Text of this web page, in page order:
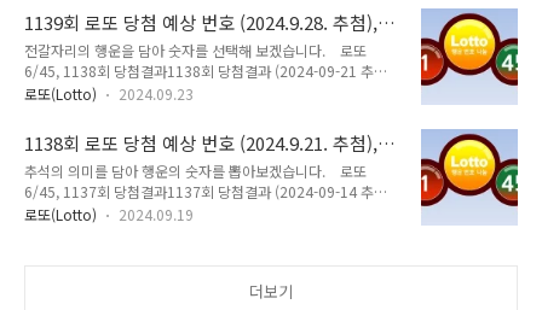
31, ..
자리에 대해 말씀드리겠습니다: 천칭자리 (Libra): 9월 23일 ~
10월 22일전갈자리 (Scorpius): 10월 23일 ~ 11월 21일물고
기자리 (Pisces): 밤하늘에서 잘 보입니다.페가수스자리
(Pegasus): 가을의 대표적인 별자리입니다.안드로메다자리
(Andromeda): 페가수스자리 옆에서 볼 수 있습니다.카시오페
1139회 로또 당첨 예상 번호 (2024.9.28. 추첨),
feat. Claude
전갈자리의 행운을 담아 숫자를 선택해 보겠습니다. 로또
6/45, 1138회 당첨결과1138회 당첨결과 (2024-09-21 추첨)
당첨번호 : 14, 16, 19, 20, 29, 34 보너스번호 : 351등 총 당첨
자를 대입하여 랜덤한 6개의 숫자 조합을 7개 생성해줘. 전갈자
리의 행운을 담아 숫자를 선택해 보겠습니다. 전갈자리와 관련된
숫자인 9와 18, 그리고 전갈자리의 행운의 숫자로 여겨지는 2,
3, 6, 8, 11, 13 등을 고려하면서, 여전히 1부터 45까지의 범위
내에서 무작위로 선택하겠습니다. 3, 9, 18, 24, 31, 422, 11,
로또(Lotto) 2024.09.23
1138회 로또 당첨 예상 번호 (2024.9.21. 추첨),
feat. Claude
추석의 의미를 담아 행운의 숫자를 뽑아보겠습니다. 로또
6/45, 1137회 당첨결과1137회 당첨결과 (2024-09-14 추첨)
당첨번호 : 4, 9, 12, 15, 33, 45 보너스번호 : 26 1등 총 당첨금
추석의 주요 특징들은 다음과 같습니다: 가족 모임: 멀리 떨어져
로또(Lotto) 2024.09.19
더보기